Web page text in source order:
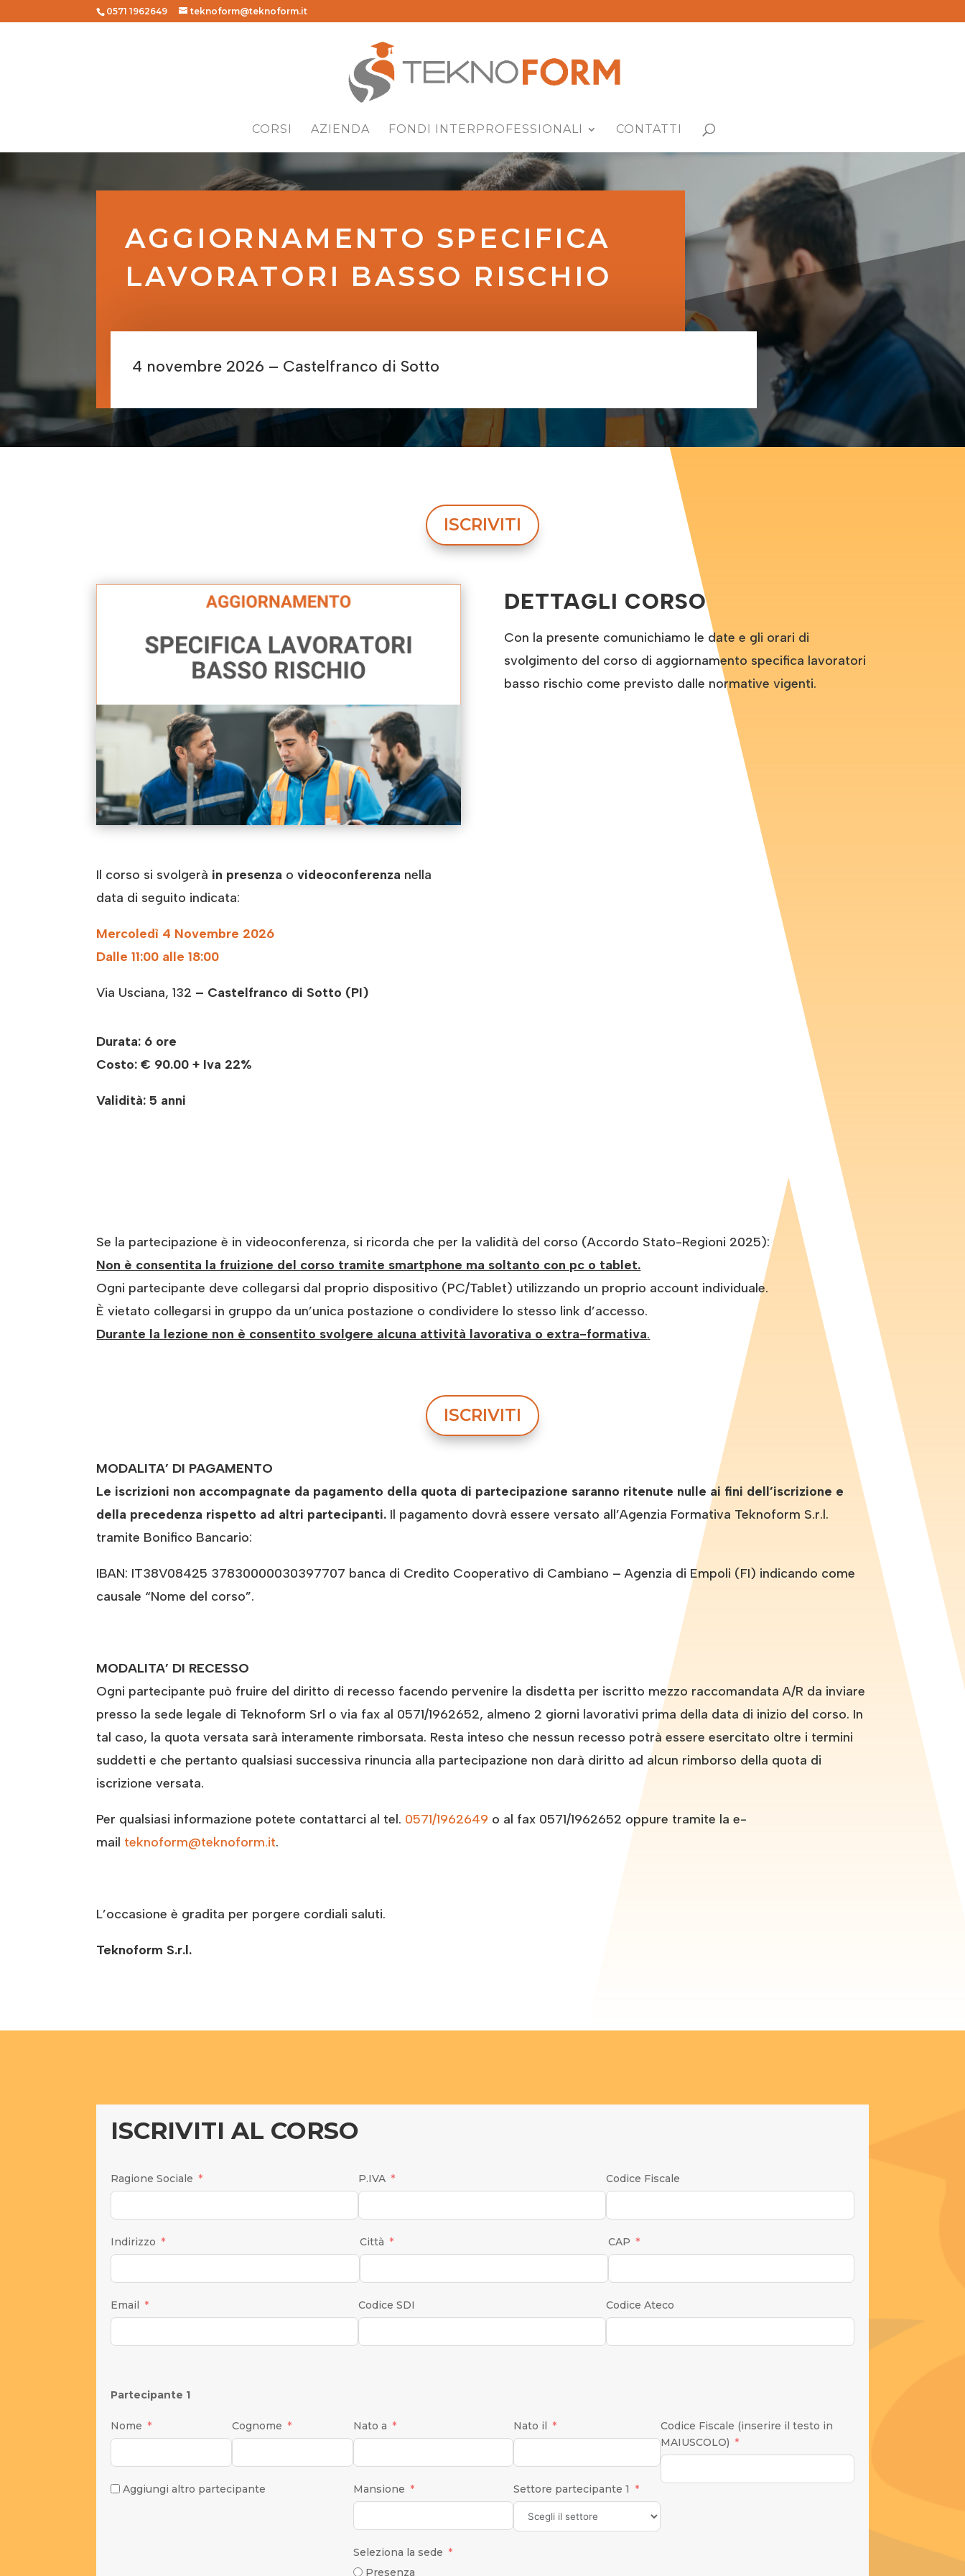
0571 1962649 teknoform@teknoform.it
CORSI AZIENDA FONDI INTERPROFESSIONALI CONTATTI
AGGIORNAMENTO SPECIFICA
LAVORATORI BASSO RISCHIO
4 novembre 2026 – Castelfranco di Sotto
ISCRIVITI
DETTAGLI CORSO
Con la presente comunichiamo le date e gli orari di
svolgimento del corso di aggiornamento specifica lavoratori
basso rischio come previsto dalle normative vigenti.
Il corso si svolgerà in presenza o videoconferenza nella
data di seguito indicata:
Mercoledì 4 Novembre 2026
Dalle 11:00 alle 18:00
Via Usciana, 132 – Castelfranco di Sotto (PI)
Durata: 6 ore
Costo:€ 90.00 + Iva 22%
Validità: 5 anni
Se la partecipazione è in videoconferenza, si ricorda che per la validità del corso (Accordo Stato-Regioni 2025):
Non è consentita la fruizione del corso tramite smartphone ma soltanto con pc o tablet.
Ogni partecipante deve collegarsi dal proprio dispositivo (PC/Tablet) utilizzando un proprio account individuale.
È vietato collegarsi in gruppo da un’unica postazione o condividere lo stesso link d’accesso.
Durante la lezione non è consentito svolgere alcuna attività lavorativa o extra-formativa.
ISCRIVITI
MODALITA’ DI PAGAMENTO
Le iscrizioni non accompagnate da pagamento della quota di partecipazione saranno ritenute nulle ai fini dell’iscrizione e
della precedenza rispetto ad altri partecipanti. Il pagamento dovrà essere versato all’Agenzia Formativa Teknoform S.r.l.
tramite Bonifico Bancario:
IBAN: IT38V08425 37830000030397707 banca di Credito Cooperativo di Cambiano – Agenzia di Empoli (FI) indicando come
causale “Nome del corso”.
MODALITA’ DI RECESSO
Ogni partecipante può fruire del diritto di recesso facendo pervenire la disdetta per iscritto mezzo raccomandata A/R da inviare
presso la sede legale di Teknoform Srl o via fax al 0571/1962652, almeno 2 giorni lavorativi prima della data di inizio del corso. In
tal caso, la quota versata sarà interamente rimborsata. Resta inteso che nessun recesso potrà essere esercitato oltre i termini
suddetti e che pertanto qualsiasi successiva rinuncia alla partecipazione non darà diritto ad alcun rimborso della quota di
iscrizione versata.
Per qualsiasi informazione potete contattarci al tel. 0571/1962649 o al fax 0571/1962652 oppure tramite la e-
mail teknoform@teknoform.it.
L’occasione è gradita per porgere cordiali saluti.
Teknoform S.r.l.
ISCRIVITI AL CORSO
Ragione Sociale P.IVA Codice Fiscale
Indirizzo Città CAP
Email Codice SDI Codice Ateco
Partecipante 1
Nome Cognome
Aggiungi altro partecipante
Nato a
Mansione
Seleziona la sede
Presenza
Nato il
Settore partecipante 1
Codice Fiscale (inserire il testo in
MAIUSCOLO)